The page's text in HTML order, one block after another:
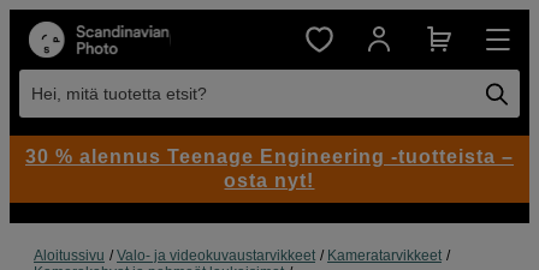
Hei, mitä tuotetta etsit?
Aloitussivu Valo- ja videokuvaustarvikkeet
Kameratarvikkeet
30 % alennus Teenage Engineering -tuotteista –
osta nyt!